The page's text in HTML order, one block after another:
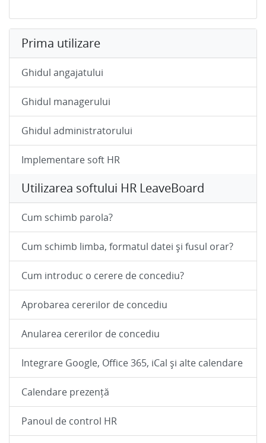
Prima utilizare
Ghidul angajatului
Ghidul managerului
Ghidul administratorului
Implementare soft HR
Utilizarea softului HR LeaveBoard
Cum schimb parola?
Cum schimb limba, formatul datei și fusul orar?
Cum introduc o cerere de concediu?
Aprobarea cererilor de concediu
Anularea cererilor de concediu
Integrare Google, Office 365, iCal și alte calendare
Calendare prezență
Panoul de control HR